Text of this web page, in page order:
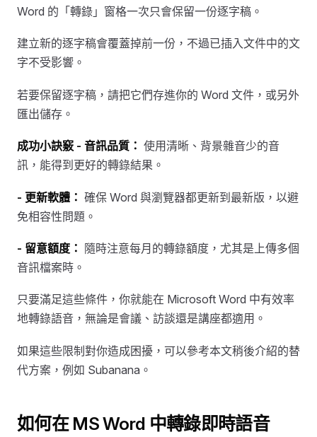
Word 的「轉錄」窗格一次只會保留一份逐字稿。
建立新的逐字稿會覆蓋掉前一份，不過已插入文件中的文
字不受影響。
若要保留逐字稿，請把它們存進你的 Word 文件，或另外
匯出儲存。
成功小訣竅 - 音訊品質： 使用清晰、背景雜音少的音
訊，能得到更好的轉錄結果。
- 更新軟體： 確保 Word 與瀏覽器都更新到最新版，以避
免相容性問題。
- 留意額度： 隨時注意每月的轉錄額度，尤其是上傳多個
音訊檔案時。
只要滿足這些條件，你就能在 Microsoft Word 中有效率
地轉錄語音，無論是會議、訪談還是講座都適用。
如果這些限制對你造成困擾，可以參考本文稍後介紹的替
代方案，例如 Subanana。
如何在 MS Word 中轉錄即時語音